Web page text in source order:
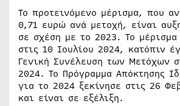
Το προτεινόμενο μέρισμα, που
0,71 ευρώ ανά μετοχή, είναι
σε σχέση με το 2023. Το μέρισμα
στις 10 Ιουλίου 2024, κατόπιν
Γενική Συνέλευση των Μετόχων
2024. Το Πρόγραμμα Απόκτησης
για το 2024 ξεκίνησε στις 26
και είναι σε εξέλιξη.